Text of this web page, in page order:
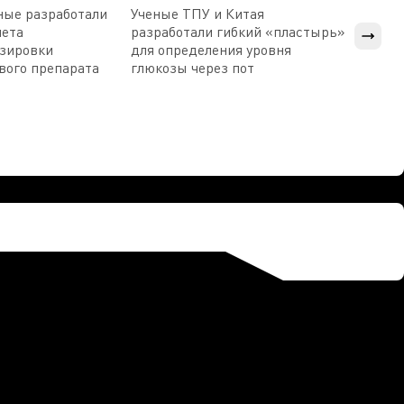
разработали
препарата
Ученые ТПУ и Китая
разработали гибкий «пластырь»
для определения уровня
глюкозы через пот